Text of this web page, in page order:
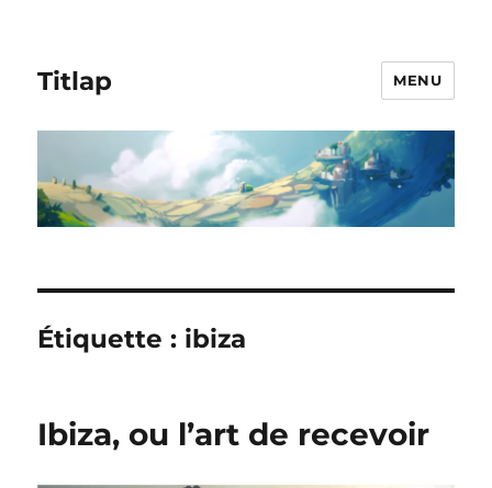
Titlap MENU
Étiquette : ibiza
Ibiza, ou l’art de recevoir